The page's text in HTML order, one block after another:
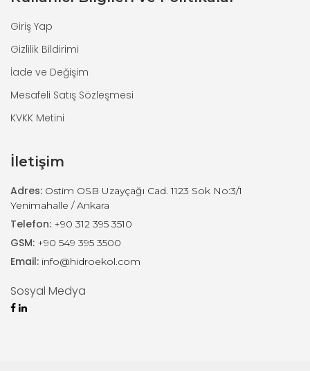
Giriş Yap
Gizlilik Bildirimi
İade ve Değişim
Mesafeli Satış Sözleşmesi
KVKK Metini
İletişim
Adres: Ostim OSB Uzayçağı Cad. 1123 Sok No:3/1
Yenimahalle / Ankara
Telefon: +90 312 395 3510
GSM: +90 549 395 3500
Email: info@hidroekol.com
Sosyal Medya